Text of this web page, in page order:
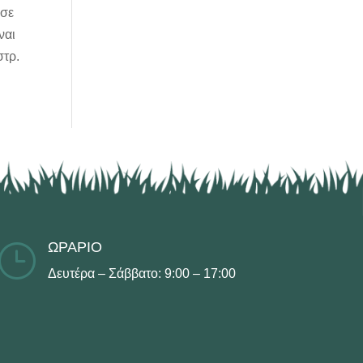
ΩΡΑΡΙΟ
Δευτέρα – Σάββατο: 9:00 – 17:00